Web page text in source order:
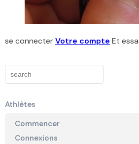
se connecterVotre compte Et
Athlètes
Commencer
Connexions